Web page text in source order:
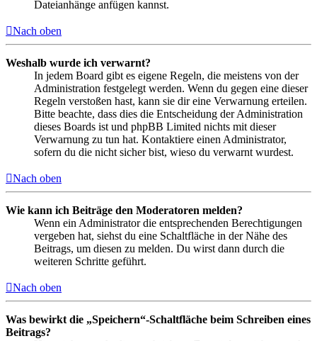
Dateianhänge anfügen kannst.
Nach oben
Weshalb wurde ich verwarnt?
In jedem Board gibt es eigene Regeln, die meistens von der
Administration festgelegt werden. Wenn du gegen eine dieser
Regeln verstoßen hast, kann sie dir eine Verwarnung erteilen.
Bitte beachte, dass dies die Entscheidung der Administration
dieses Boards ist und phpBB Limited nichts mit dieser
Verwarnung zu tun hat. Kontaktiere einen Administrator,
sofern du die nicht sicher bist, wieso du verwarnt wurdest.
Nach oben
Wie kann ich Beiträge den Moderatoren melden?
Wenn ein Administrator die entsprechenden Berechtigungen
vergeben hat, siehst du eine Schaltfläche in der Nähe des
Beitrags, um diesen zu melden. Du wirst dann durch die
weiteren Schritte geführt.
Nach oben
Was bewirkt die „Speichern“-Schaltfläche beim Schreiben eines
Beitrags?